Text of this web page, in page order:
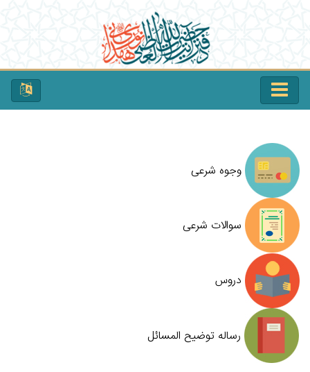
وجوه شرعی
سوالات شرعی
دروس
رساله توضیح المسائل